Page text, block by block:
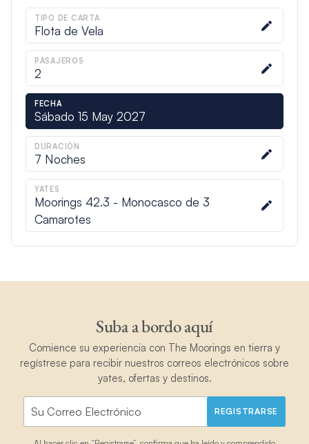
TIPO DE CARTA
Flota de Vela
PASAJEROS
2
FECHA
Sábado 15 May 2027
DURACIÓN
7 Noches
YATES
Moorings 42.3 - Monocasco de 3
Camarotes
Suba a bordo aquí
Comience su experiencia con The Moorings en tierra y
regístrese para recibir nuestros correos electrónicos sobre
yates, ofertas y destinos.
REGISTRARSE